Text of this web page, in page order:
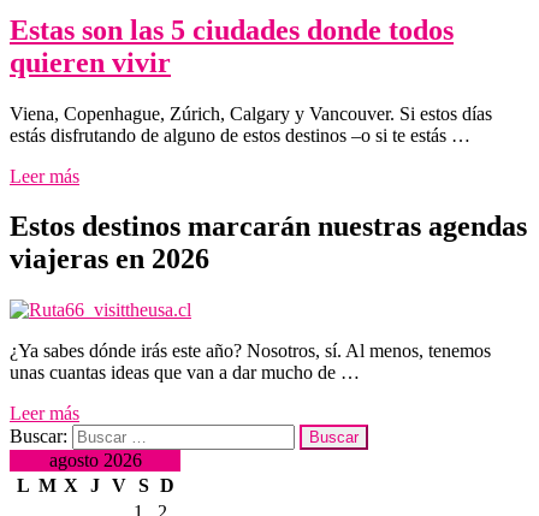
Estas son las 5 ciudades donde todos
quieren vivir
Viena, Copenhague, Zúrich, Calgary y Vancouver. Si estos días
estás disfrutando de alguno de estos destinos –o si te estás …
Leer más
Estos destinos marcarán nuestras agendas
viajeras en 2026
¿Ya sabes dónde irás este año? Nosotros, sí. Al menos, tenemos
unas cuantas ideas que van a dar mucho de …
Leer más
Buscar:
agosto 2026
L M X J V S D